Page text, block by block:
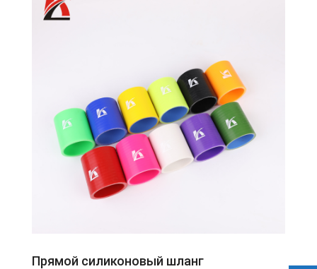
Прямой силиконовый шланг